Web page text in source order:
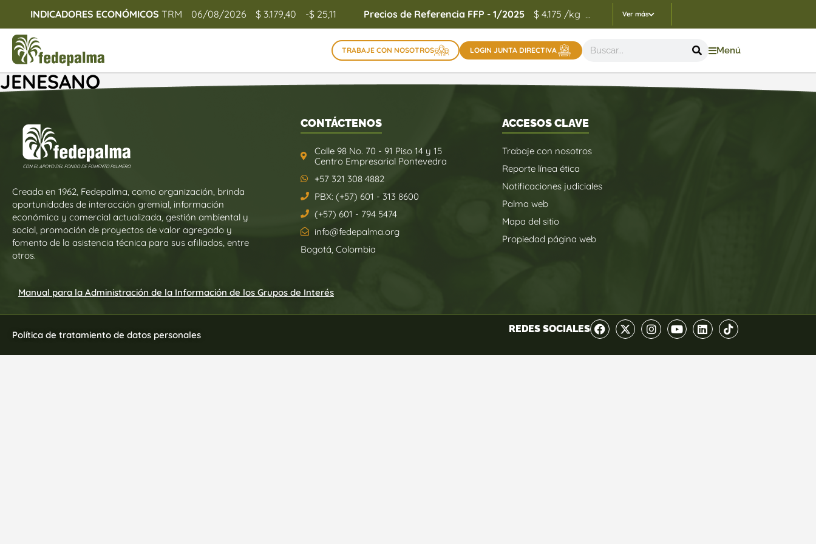
INDICADORES ECONÓMICOS TRM 06/08/2026 $ 3.179,40 -$ 25,11 Precios de Referencia FFP - 1/2025 $ 4.175 /kg Indicadores Precios de Referencia FEP - 05/
... Ver más
TRABAJE CON NOSOTROS LOGIN JUNTA DIRECTIVA Menú
JENESANO
Creada en 1962, Fedepalma, como organización, brinda
oportunidades de interacción gremial, información
económica y comercial actualizada, gestión ambiental y
social, promoción de proyectos de valor agregado y
fomento de la asistencia técnica para sus afiliados, entre
otros.
CONTÁCTENOS
Calle 98 No. 70 - 91 Piso 14 y 15
Centro Empresarial Pontevedra
+57 321 308 4882
PBX: (+57) 601 - 313 8600
(+57) 601 - 794 5474
info@fedepalma.org
Bogotá, Colombia
ACCESOS CLAVE
Trabaje con nosotros
Reporte línea ética
Notificaciones judiciales
Palma web
Mapa del sitio
Propiedad página web
Manual para la Administración de la Información de los Grupos de Interés
Política de tratamiento de datos personales
REDES SOCIALES